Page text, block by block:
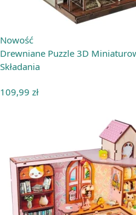
Nowość
Drewniane Puzzle 3D
Składania
109,99 zł